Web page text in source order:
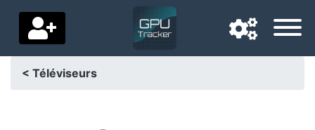
< Téléviseurs